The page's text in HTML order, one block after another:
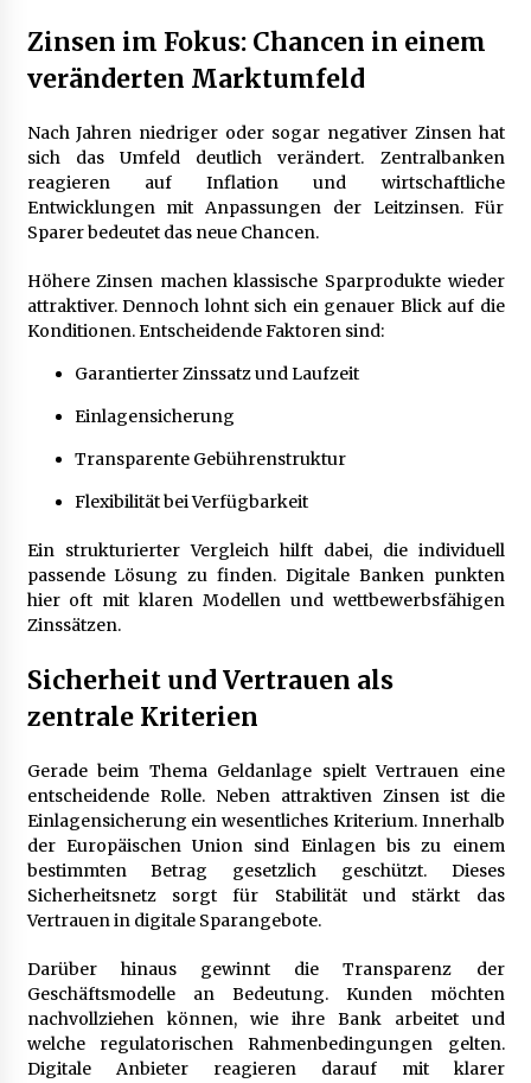
Zinsen im Fokus: Chancen in einem
veränderten Marktumfeld
Nach Jahren niedriger oder sogar negativer Zinsen hat
sich das Umfeld deutlich verändert. Zentralbanken
reagieren auf Inflation und wirtschaftliche
Entwicklungen mit Anpassungen der Leitzinsen. Für
Sparer bedeutet das neue Chancen.
Höhere Zinsen machen klassische Sparprodukte wieder
attraktiver. Dennoch lohnt sich ein genauer Blick auf die
Konditionen. Entscheidende Faktoren sind:
Garantierter Zinssatz und Laufzeit
Einlagensicherung
Transparente Gebührenstruktur
Flexibilität bei Verfügbarkeit
Ein strukturierter Vergleich hilft dabei, die individuell
passende Lösung zu finden. Digitale Banken punkten
hier oft mit klaren Modellen und wettbewerbsfähigen
Zinssätzen.
Sicherheit und Vertrauen als
zentrale Kriterien
Gerade beim Thema Geldanlage spielt Vertrauen eine
entscheidende Rolle. Neben attraktiven Zinsen ist die
Einlagensicherung ein wesentliches Kriterium. Innerhalb
der Europäischen Union sind Einlagen bis zu einem
bestimmten Betrag gesetzlich geschützt. Dieses
Sicherheitsnetz sorgt für Stabilität und stärkt das
Vertrauen in digitale Sparangebote.
Darüber hinaus gewinnt die Transparenz der
Geschäftsmodelle an Bedeutung. Kunden möchten
nachvollziehen können, wie ihre Bank arbeitet und
welche regulatorischen Rahmenbedingungen gelten.
Digitale Anbieter reagieren darauf mit klarer